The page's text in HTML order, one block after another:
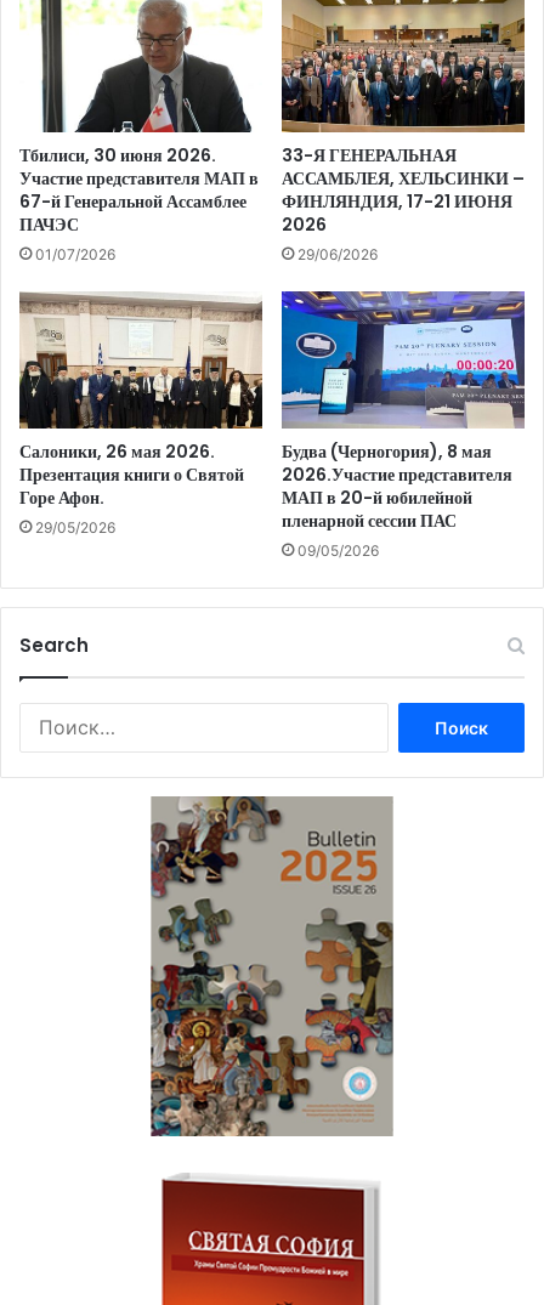
Тбилиси, 30 июня 2026.
Участие представителя МАП в
67-й Генеральной Ассамблее
ПАЧЭС
01/07/2026
33-Я ГЕНЕРАЛЬНАЯ
АССАМБЛЕЯ, ХЕЛЬСИНКИ –
ФИНЛЯНДИЯ, 17-21 ИЮНЯ
2026
29/06/2026
Салоники, 26 мая 2026.
Презентация книги о Святой
Горе Афон.
29/05/2026
Будва (Черногория), 8 мая
2026.Участие представителя
МАП в 20-й юбилейной
пленарной сессии ПАС
09/05/2026
Search